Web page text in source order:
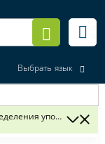
Выбрать язык